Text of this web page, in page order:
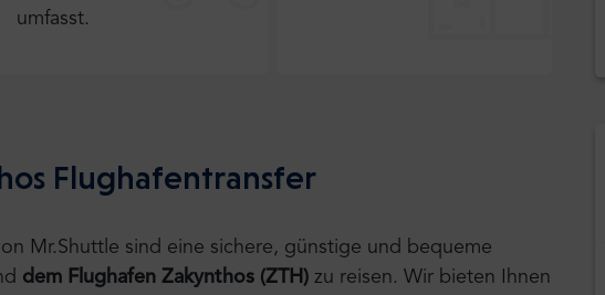
umfasst.
Flughafentransfer
Mr.Shuttle sind eine sichere, günstige und bequeme
dem Flughafen Zakynthos (ZTH) zu reisen. Wir bieten Ihnen